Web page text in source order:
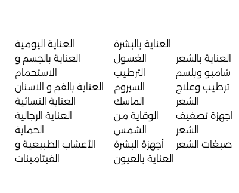
العناية بالشعر
شامبو وبلسم
ترطيب وعلاج
الشعر
اجهزة تصفيف
الشعر
صبغات الشعر
العناية بالبشرة
الغسول
الترطيب
السيروم
الماسك
الوقاية من
الشمس
أجهزة البشرة
العناية بالعيون
العناية اليومية
العناية بالجسم و
الاستحمام
العناية بالفم و الاسنان
العناية النسائية
العناية الرجالية
الحماية
الأعشاب الطبيعية و
الفيتامينات